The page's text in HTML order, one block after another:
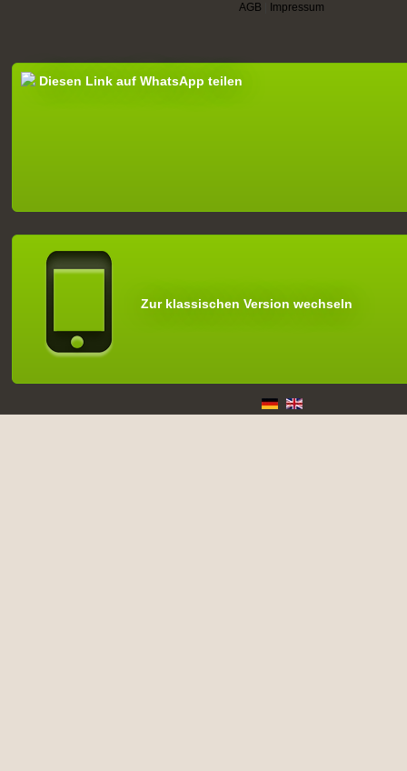
AGB Impressum
Diesen Link auf WhatsApp teilen
Zur klassischen Version wechseln